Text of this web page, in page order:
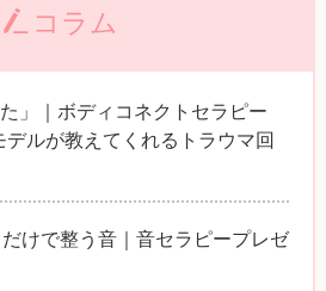
コラム
」｜ボディコネクトセラピー
デルが教えてくれるトラウマ回
だけで整う音｜音セラピープレゼ